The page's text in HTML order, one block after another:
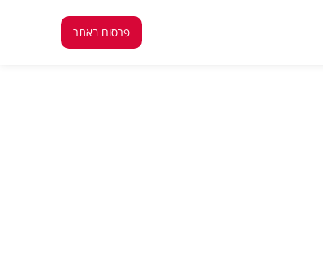
פרסום באתר